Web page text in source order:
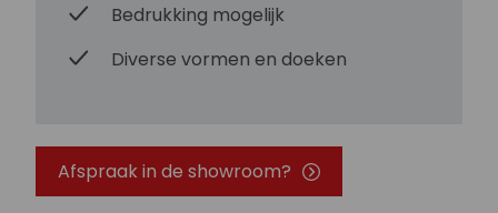
Bedrukking mogelijk
Diverse vormen en doeken
Afspraak in de showroom?